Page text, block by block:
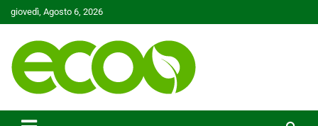
Skip
to
giovedì, Agosto 6, 2026
Ecoo.it